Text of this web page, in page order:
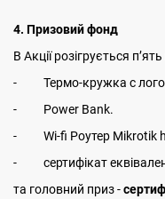
4. Призовий фонд
В Акції розігрується
- Термо-кружка с
- Power Bank.
- Wi-fi Роутер Mikrotik
- сертифікат
та головний приз -